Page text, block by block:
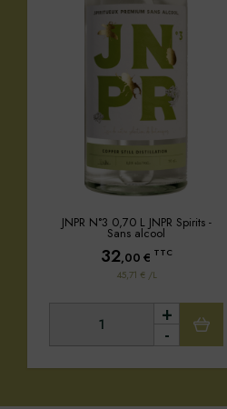
JNPR N°3 0,70 L JNPR Spirits -
Sans alcool
32,00 € TTC
45,71 € /L
-
+